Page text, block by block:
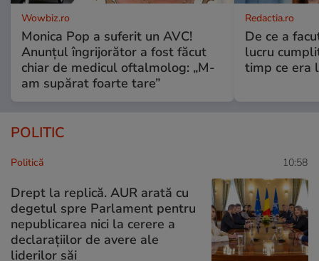
Wowbiz.ro
Monica Pop a suferit un AVC!
Anunțul îngrijorător a fost făcut
chiar de medicul oftalmolog: „M-
am supărat foarte tare”
Redactia.ro
De ce a
lucru
timp ce era
POLITIC
Politică 10:58
Drept la replică. AUR arată cu
degetul spre Parlament pentru
nepublicarea nici la cerere a
declarațiilor de avere ale
liderilor săi